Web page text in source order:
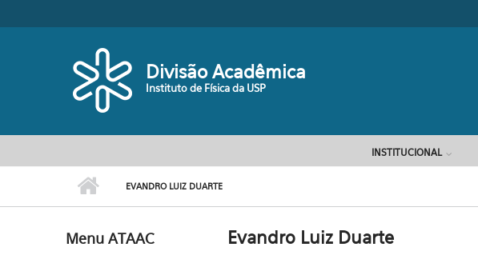
Divisão Acadêmica
Instituto de Física da USP
INSTITUCIONAL
EVANDRO LUIZ DUARTE
Menu ATAAC Evandro Luiz Duarte